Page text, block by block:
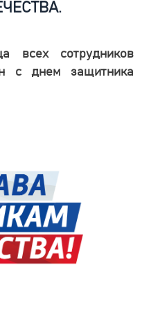
сотрудников
с днем защитника